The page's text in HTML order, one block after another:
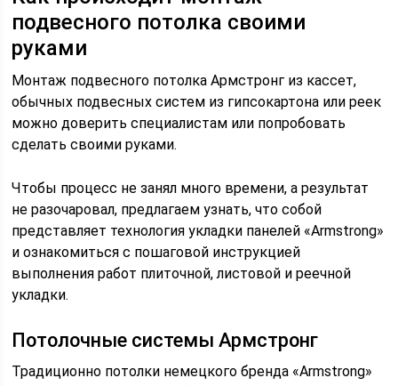
подвесного потолка своими
руками
Монтаж подвесного потолка Армстронг из кассет,
обычных подвесных систем из гипсокартона или реек
можно доверить специалистам или попробовать
сделать своими руками.
Чтобы процесс не занял много времени, а результат
не разочаровал, предлагаем узнать, что собой
представляет технология укладки панелей «Armstrong»
и ознакомиться с пошаговой инструкцией
выполнения работ плиточной, листовой и реечной
укладки.
Потолочные системы Армстронг
Традиционно потолки немецкого бренда «Armstrong»